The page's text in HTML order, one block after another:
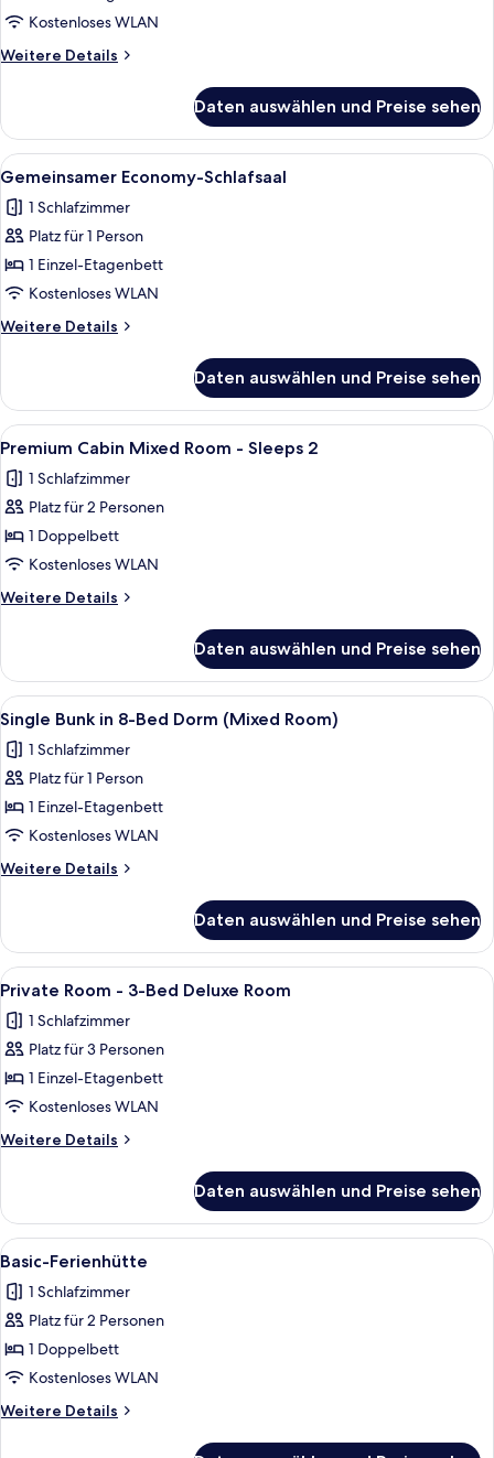
Schlafsaal
anzeigen
Kostenloses WLAN
Weitere Details
Weitere
Economy-
Schlafsaal
Daten auswählen und Preise sehen
Alle
Fotos
für
Gemeinsamer
Economy-
Schlafsaal
anzeigen
Ein kleines Hotelzimmer mit
8
Gemeinsamer Economy-Schlafsaal
1 Schlafzimmer
Platz für 1 Person
1 Einzel-Etagenbett
Kostenloses WLAN
Weitere Details
Weitere
Economy-
Schlafsaal
Daten auswählen und Preise sehen
Alle
Fotos
für
Premium
Cabin
Mixed
Room
-
2
anzeigen
Premium Cabin Mixed Room -
1
Premium Cabin Mixed Room - Sleeps 2
1 Schlafzimmer
Platz für 2 Personen
1 Doppelbett
Kostenloses WLAN
Weitere Details
Weitere
Cabin
Mixed
Room
Sleeps
2
Daten auswählen und Preise sehen
Alle
Fotos
für
Single
Bunk
in
8-
Bed
(Mixed
Room)
anzeigen
Ein kleines Hotelzimmer mit
2
Single Bunk in 8-Bed Dorm (Mixed Room)
1 Schlafzimmer
Platz für 1 Person
1 Einzel-Etagenbett
Kostenloses WLAN
Weitere Details
Weitere
Bunk
in
8-
Dorm
(Mixed
Daten auswählen und Preise sehen
Alle
Fotos
für
Private
Room
-
3-
Bed
Room
anzeigen
Verdunkelungsvorhänge,
1
Private Room - 3-Bed Deluxe Room
1 Schlafzimmer
Platz für 3 Personen
1 Einzel-Etagenbett
Kostenloses WLAN
Weitere Details
Weitere
Room
3-
Deluxe
Room
Daten auswählen und Preise sehen
Alle
Fotos
für
Basic-
Ferienhütte
anzeigen
Verdunkelungsvorhänge,
1
Basic-Ferienhütte
1 Schlafzimmer
Platz für 2 Personen
1 Doppelbett
Kostenloses WLAN
Weitere Details
Weitere